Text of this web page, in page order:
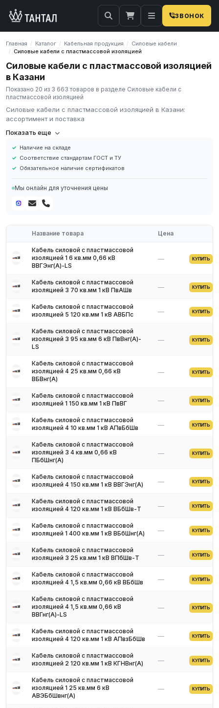
ЗВОНОК
Главная / Каталог / Кабельная продукция / Силовые кабели
/ Силовые кабели с пластмассовой изоляцией
Силовые кабели с пластмассовой изоляцией
в Казани
Показано 20 из 3 663 товаров в разделе Силовые кабели с
пластмассовой изоляцией
Силовые кабели с пластмассовой изоляцией в Казани:
ассортимент и поставка
Компания «Тантал» предлагает Силовые кабели с
оптовые и розничные поставки металлопроката и
промышленных материалов по всей России.
В нашем каталоге представлен широкий ассортимент Силовые
размеров и типов. Все изделия соответствуют требованиям
ГОСТ и ТУ, имеют сертификаты качества.
Соответствие стандартам ГОСТ и ТУ
Обязательное наличие сертификатов
Доставка по региону
Для получения актуальных цен и наличия на складе свяжитесь
с нашими менеджерами. Мы предложим оптимальные условия
поставки и доставки.
Показать еще
Наличие на складе
Соответствие стандартам ГОСТ и ТУ
Обязательное наличие сертификатов
Мы онлайн для уточнения цены
Название товара Цена
Кабель силовой с пластмассовой
изоляцией 1 6 кв.мм 0,66 кВ
ВВГЭнг(A)-LS
— КУПИТЬ
Кабель силовой с пластмассовой
изоляцией 3 70 кв.мм 1 кВ ПвАШв
— КУПИТЬ
Кабель силовой с пластмассовой
изоляцией 5 120 кв.мм 1 кВ АВБПс
— КУПИТЬ
Кабель силовой с пластмассовой
изоляцией 3 95 кв.мм 6 кВ ПвВнг(А)-
LS
— КУПИТЬ
Кабель силовой с пластмассовой
изоляцией 4 25 кв.мм 0,66 кВ
ВБВнг(A)
— КУПИТЬ
Кабель силовой с пластмассовой
изоляцией 1 150 кв.мм 1 кВ ПвВГ
— КУПИТЬ
Кабель силовой с пластмассовой
изоляцией 4 10 кв.мм 1 кВ АПвБбШв
— КУПИТЬ
Кабель силовой с пластмассовой
изоляцией 3 4 кв.мм 0,66 кВ
ПБбШнг(A)
— КУПИТЬ
Кабель силовой с пластмассовой
изоляцией 4 150 кв.мм 1 кВ ВВГЭнг(A)
— КУПИТЬ
Кабель силовой с пластмассовой
изоляцией 4 120 кв.мм 1 кВ ВБбШв-Т
— КУПИТЬ
Кабель силовой с пластмассовой
изоляцией 1 400 кв.мм 1 кВ ВБбШнг(A)
— КУПИТЬ
Кабель силовой с пластмассовой
изоляцией 3 25 кв.мм 1 кВ ВПбШв-Т
— КУПИТЬ
Кабель силовой с пластмассовой
изоляцией 4 1,5 кв.мм 0,66 кВ ВБбШв
— КУПИТЬ
Кабель силовой с пластмассовой
изоляцией 4 1,5 кв.мм 0,66 кВ
ВВГнг(A)-LS
— КУПИТЬ
Кабель силовой с пластмассовой
изоляцией 4 120 кв.мм 1 кВ АПвзБбШв
— КУПИТЬ
Кабель силовой с пластмассовой
изоляцией 2 120 кв.мм 1 кВ КГНВнг(A)
— КУПИТЬ
Кабель силовой с пластмассовой
изоляцией 1 25 кв.мм 6 кВ
АВЭБбШвнг(A)
— КУПИТЬ